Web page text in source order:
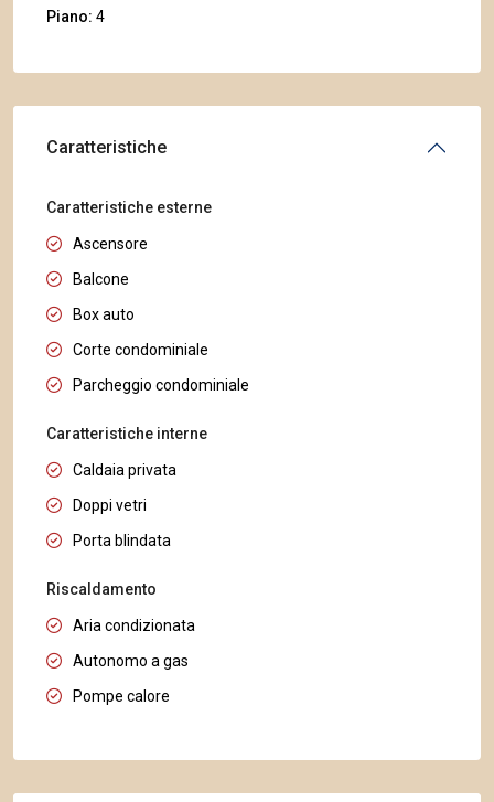
Piano: 4
Caratteristiche
Caratteristiche esterne
Ascensore
Balcone
Box auto
Corte condominiale
Parcheggio condominiale
Caratteristiche interne
Caldaia privata
Doppi vetri
Porta blindata
Riscaldamento
Aria condizionata
Autonomo a gas
Pompe calore